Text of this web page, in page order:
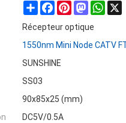
ShareFacebookPinterestMastodon
Récepteur optique
1550nm Mini Node CATV
SUNSHINE
SS03
90x85x25 (mm)
DC5V/0.5A